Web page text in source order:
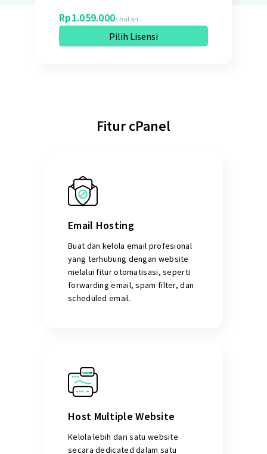
Rp1.059.000/ bulan
Pilih Lisensi
Fitur cPanel
Email Hosting
Buat dan kelola email profesional
yang terhubung dengan website
melalui fitur otomatisasi, seperti
forwarding email, spam filter, dan
scheduled email.
Host Multiple Website
Kelola lebih dari satu website
secara dedicated dalam satu